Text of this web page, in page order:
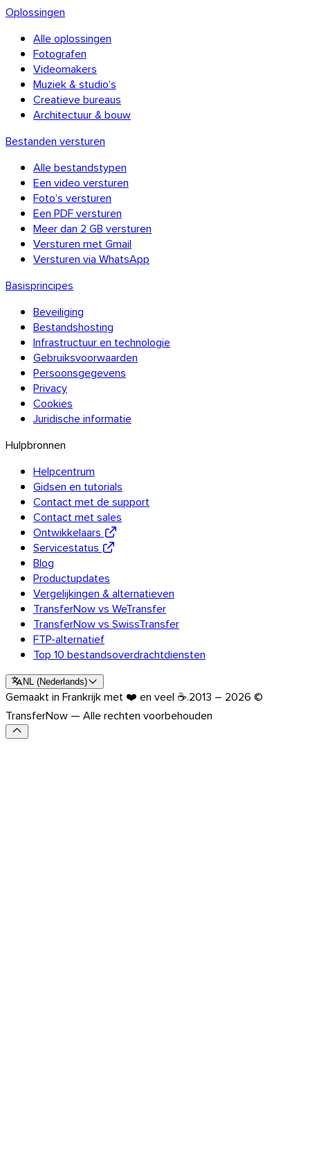
Oplossingen
Alle oplossingen
Fotografen
Videomakers
Muziek & studio’s
Creatieve bureaus
Architectuur & bouw
Bestanden versturen
Alle bestandstypen
Een video versturen
Foto’s versturen
Een PDF versturen
Meer dan 2 GB versturen
Versturen met Gmail
Versturen via WhatsApp
Basisprincipes
Beveiliging
Bestandshosting
Infrastructuur en technologie
Gebruiksvoorwaarden
Persoonsgegevens
Privacy
Cookies
Juridische informatie
Hulpbronnen
Helpcentrum
Gidsen en tutorials
Contact met de support
Contact met sales
Ontwikkelaars
Servicestatus
Blog
Productupdates
Vergelijkingen & alternatieven
TransferNow vs WeTransfer
TransferNow vs SwissTransfer
FTP-alternatief
Top 10 bestandsoverdrachtdiensten
NL (Nederlands)
Gemaakt in Frankrijk met ❤️ en veel ☕.2013 – 2026 ©
TransferNow — Alle rechten voorbehouden